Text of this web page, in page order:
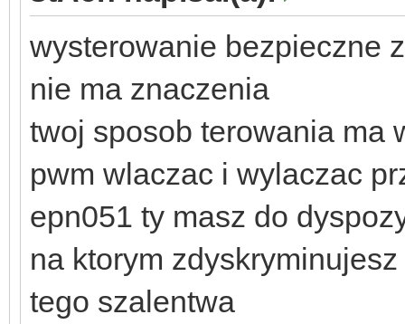
wysterowanie bezpieczne
nie ma znaczenia
twoj sposob terowania ma
pwm wlaczac i wylaczac
epn051 ty masz do
na ktorym
tego szalentwa